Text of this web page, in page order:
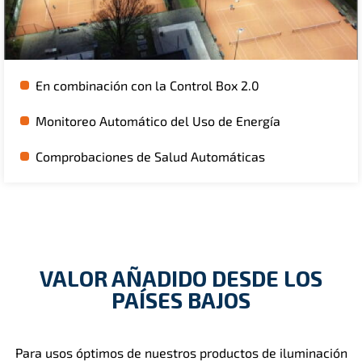
En combinación con la Control Box 2.0
Monitoreo Automático del Uso de Energía
Comprobaciones de Salud Automáticas
VALOR AÑADIDO DESDE LOS
PAÍSES BAJOS
Para usos óptimos de nuestros productos de iluminación